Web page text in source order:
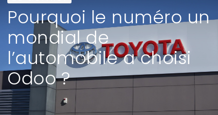
Pourquoi le numéro un
mondial de
l’automobile a choisi
Odoo ?